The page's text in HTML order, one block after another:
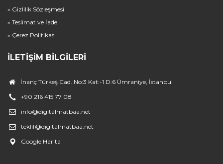
» Gizlilik Sözleşmesi
» Teslimat ve İade
» Çerez Politikası
İLETIŞIM BILGILERI
İnanç Türkeş Cad. No:3 Kat:-1 D:6 Ümraniye, İstanbul
+90 216 415 77 08
info@digitalmatbaa.net
teklif@digitalmatbaa.net
Google Harita